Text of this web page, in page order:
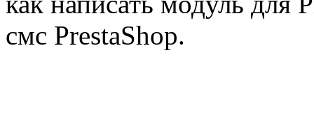
смс PrestaShop.